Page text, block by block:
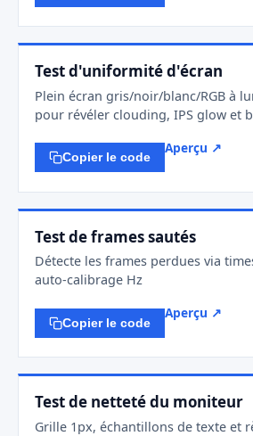
Test d'uniformité d'écran
Plein écran gris/noir/blanc/RGB à
pour révéler clouding, IPS glow et
Copier le code
Aperçu ↗
Test de frames sautés
Détecte les frames perdues via
auto-calibrage Hz
Copier le code
Aperçu ↗
Test de netteté du moniteur
Grille 1px, échantillons de texte et